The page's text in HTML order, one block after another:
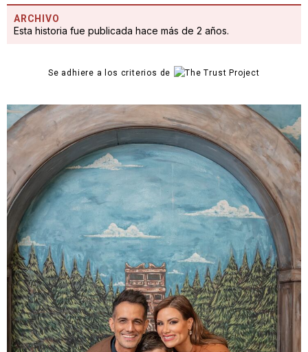
ARCHIVO
Esta historia fue publicada hace más de 2 años.
Se adhiere a los criterios de